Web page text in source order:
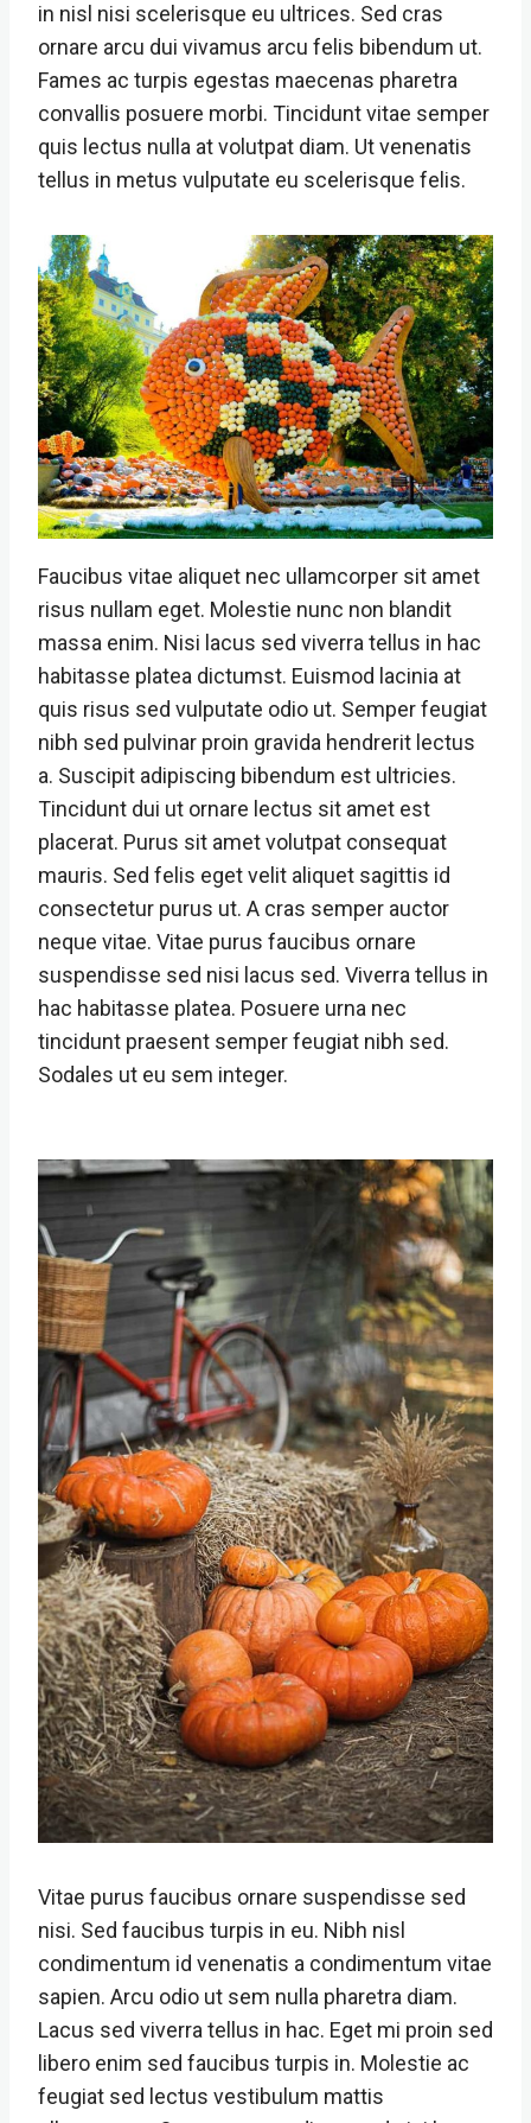
in nisl nisi scelerisque eu ultrices. Sed cras
ornare arcu dui vivamus arcu felis bibendum ut.
Fames ac turpis egestas maecenas pharetra
convallis posuere morbi. Tincidunt vitae semper
quis lectus nulla at volutpat diam. Ut venenatis
tellus in metus vulputate eu scelerisque felis.
Faucibus vitae aliquet nec ullamcorper sit amet
risus nullam eget. Molestie nunc non blandit
massa enim. Nisi lacus sed viverra tellus in hac
habitasse platea dictumst. Euismod lacinia at
quis risus sed vulputate odio ut. Semper feugiat
nibh sed pulvinar proin gravida hendrerit lectus
a. Suscipit adipiscing bibendum est ultricies.
Tincidunt dui ut ornare lectus sit amet est
placerat. Purus sit amet volutpat consequat
mauris. Sed felis eget velit aliquet sagittis id
consectetur purus ut. A cras semper auctor
neque vitae. Vitae purus faucibus ornare
suspendisse sed nisi lacus sed. Viverra tellus in
hac habitasse platea. Posuere urna nec
tincidunt praesent semper feugiat nibh sed.
Sodales ut eu sem integer.
Vitae purus faucibus ornare suspendisse sed
nisi. Sed faucibus turpis in eu. Nibh nisl
condimentum id venenatis a condimentum vitae
sapien. Arcu odio ut sem nulla pharetra diam.
Lacus sed viverra tellus in hac. Eget mi proin sed
libero enim sed faucibus turpis in. Molestie ac
feugiat sed lectus vestibulum mattis